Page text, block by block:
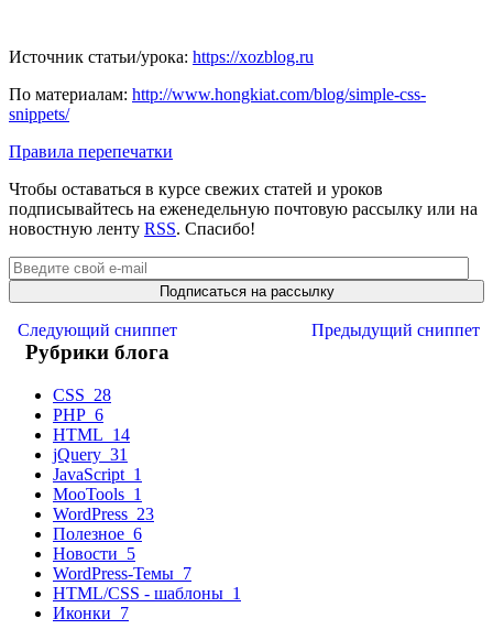
Источник статьи/урока: https://xozblog.ru
По материалам: http://www.hongkiat.com/blog/simple-css-
snippets/
Правила перепечатки
Чтобы оставаться в курсе свежих статей и уроков
подписывайтесь на еженедельную почтовую рассылку или на
новостную ленту RSS. Спасибо!
Следующий сниппет Предыдущий сниппет
Рубрики блога
CSS 28
PHP 6
HTML 14
jQuery 31
JavaScript 1
MooTools 1
WordPress 23
Полезное 6
Новости 5
WordPress-Темы 7
HTML/CSS - шаблоны 1
Иконки 7